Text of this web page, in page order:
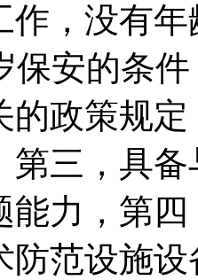
作，没有
保安的条
的政策规
第三，具
能力，第
防范设施